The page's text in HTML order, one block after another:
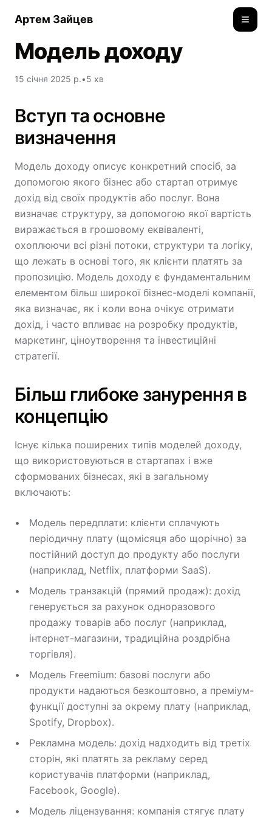
Артем Зайцев
Модель доходу
15 січня 2025 р.•5 хв
Вступ та основне
визначення
Модель доходу описує конкретний спосіб, за
допомогою якого бізнес або стартап отримує
дохід від своїх продуктів або послуг. Вона
визначає структуру, за допомогою якої вартість
виражається в грошовому еквіваленті,
охоплюючи всі різні потоки, структури та логіку,
що лежать в основі того, як клієнти платять за
пропозицію. Модель доходу є фундаментальним
елементом більш широкої бізнес-моделі компанії,
яка визначає, як і коли вона очікує отримати
дохід, і часто впливає на розробку продуктів,
маркетинг, ціноутворення та інвестиційні
стратегії.
Більш глибоке занурення в
концепцію
Існує кілька поширених типів моделей доходу,
що використовуються в стартапах і вже
сформованих бізнесах, які в загальному
включають:
Модель передплати: клієнти сплачують
періодичну плату (щомісяця або щорічно) за
постійний доступ до продукту або послуги
(наприклад, Netflix, платформи SaaS).
Модель транзакцій (прямий продаж): дохід
генерується за рахунок одноразового
продажу товарів або послуг (наприклад,
інтернет-магазини, традиційна роздрібна
торгівля).
Модель Freemium: базові послуги або
продукти надаються безкоштовно, а преміум-
функції доступні за окрему плату (наприклад,
Spotify, Dropbox).
Рекламна модель: дохід надходить від третіх
сторін, які платять за рекламу серед
користувачів платформи (наприклад,
Facebook, Google).
Модель ліцензування: компанія стягує плату